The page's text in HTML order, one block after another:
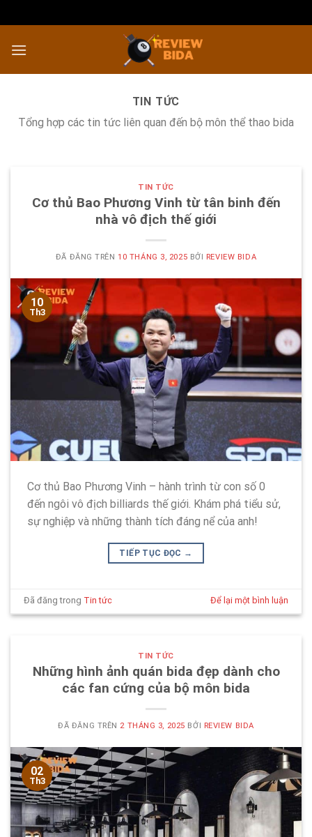
đến
nội
TIN TỨC
Tổng hợp các tin tức liên quan đến bộ môn thể thao bida
TIN TỨC
Cơ thủ Bao Phương Vinh từ tân binh đến
nhà vô địch thế giới
ĐÃ ĐĂNG TRÊN10 THÁNG 3, 2025 BỞI REVIEW BIDA
10
Th3
Cơ thủ Bao Phương Vinh – hành trình từ con số 0
đến ngôi vô địch billiards thế giới. Khám phá tiểu sử,
sự nghiệp và những thành tích đáng nể của anh!
TIẾP TỤC ĐỌC →
Đã đăng trong Tin tức Để lại một bình luận
TIN TỨC
Những hình ảnh quán bida đẹp dành cho
các fan cứng của bộ môn bida
ĐÃ ĐĂNG TRÊN 2 THÁNG 3, 2025 BỞI REVIEW BIDA
02
Th3